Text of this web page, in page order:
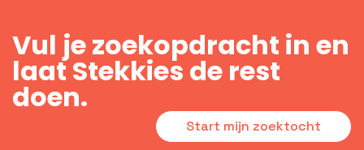
Vul je zoekopdracht in en
laat Stekkies de rest
doen.
Start mijn zoektocht